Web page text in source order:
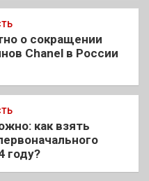
о сокращении
Chanel в России
как взять
году?